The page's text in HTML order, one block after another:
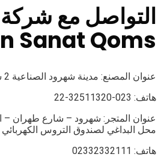
التواصل مع شركة
Sanat Qoms
عنوان المصنع: مدينة شهرود الصناعية 2 شارع التنمية
هاتف: 023-32511320-22
عنوان المتجر: شهرود – شارع طهران –
محل البداغي لصندوق التروس الكهربائي
هاتف: 02332332111